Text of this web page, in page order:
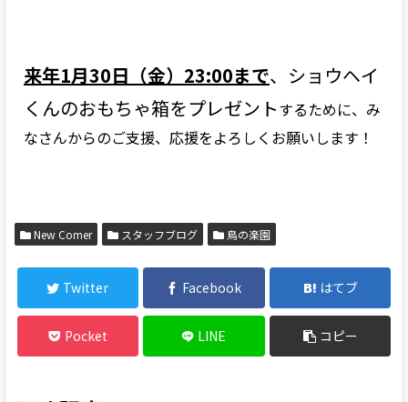
来年1月30日（金）23:00まで、ショウヘイ
くんのおもちゃ箱をプレゼントするために、み
なさんからのご支援、応援をよろしくお願いします！
New Comer スタッフブログ 鳥の楽園
Twitter Facebook はてブ
Pocket LINE コピー